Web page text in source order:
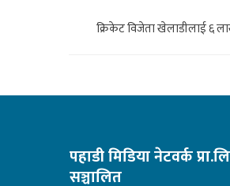
क्रिकेट विजेता खेलाडीलाई ६
पहाडी मिडिया नेटवर्क
सञ्चालित